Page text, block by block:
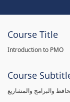
Course Title
Introduction to PMO
Course
والبرامج والمشاريع